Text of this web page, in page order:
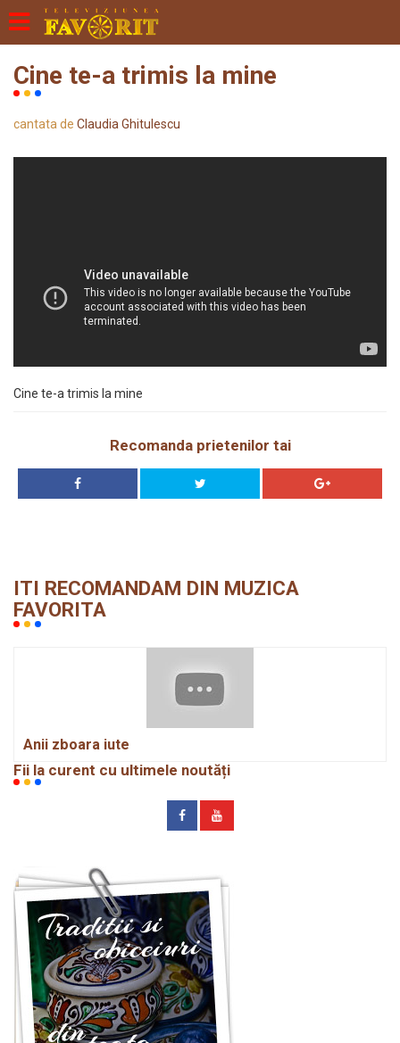
Cine te-a trimis la mine
cantata de Claudia Ghitulescu
Cine te-a trimis la mine
Recomanda prietenilor tai
ITI RECOMANDAM DIN MUZICA
FAVORITA
Anii zboara iute
Fii la curent cu ultimele noutăți